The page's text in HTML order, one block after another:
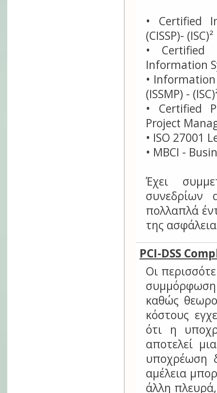
• Certified
(CISSP)-
• Certified
Information
•
(ISSMP) -
• Certified
Project
• ISO 27001
• MBCI -
Έχει
συνεδρίων
πολλαπλά
της
PCI-DSS
Οι
καθώς
κόστους
ότι η
αποτελεί
υποχρέωση
αμέλεια
άλλη